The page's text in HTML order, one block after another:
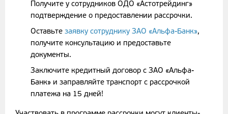
Получите у сотрудников ОДО «Астотрейдинг»
подтверждение о предоставлении рассрочки.
Оставьте заявку сотруднику ЗАО «Альфа-Банк»,
получите консультацию и предоставьте
документы.
Заключите кредитный договор с ЗАО «Альфа-
Банк» и заправляйте транспорт с рассрочкой
платежа на 15 дней!